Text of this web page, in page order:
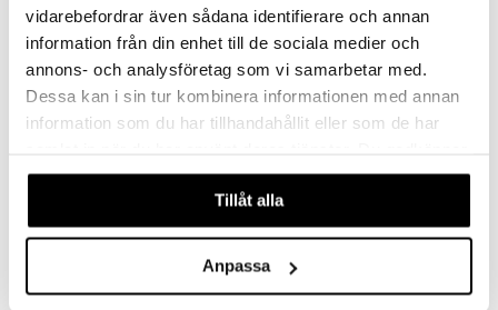
vidarebefordrar även sådana identifierare och annan
information från din enhet till de sociala medier och
annons- och analysföretag som vi samarbetar med.
Dessa kan i sin tur kombinera informationen med annan
information som du har tillhandahållit eller som de har
våra cookies vid fortsatt användande av vår webbplats.
Tillåt alla
Anpassa
Intermezzo Bouquet -viininmaistelulasi 70cl (60cl)
-9%
ORREFORS